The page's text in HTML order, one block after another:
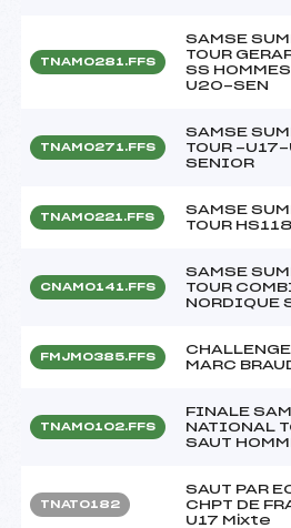
TNAM0281.FFS
SAMSE
TOUR
SS
U20-SEN
TNAM0271.FFS
SAMSE
TOUR -
SENIOR
TNAM0221.FFS
SAMSE
TOUR
CNAM0141.FFS
SAMSE
TOUR
NORDIQUE
FMJM0385.FFS
MARC
TNAM0102.FFS
FINALE
NATIONAL
SAUT
TNAT0182
SAUT PAR
CHPT DE
U17 Mixte